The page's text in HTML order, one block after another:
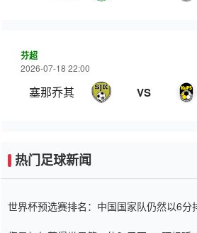
芬超
2026-07-18 22:00
塞那乔其 VS
热门足球新闻
世界杯预选赛排名：中国国家队仍然以6分